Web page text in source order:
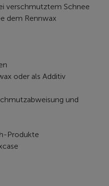
verschmutztem Schnee
dem Rennwax
oder als Additiv
und
Produkte